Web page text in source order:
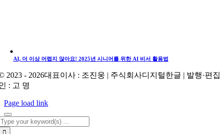
AI, 더 이상 어렵지 않아요! 2025년 시니어를 위한 AI 비서 활용법
2023 - 2026대표이사 : 조진웅 | 주식회사디지털한글 | 발행·편
: 고 명
Page load link